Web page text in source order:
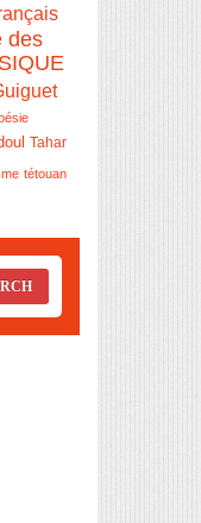
des
Tahar
tétouan